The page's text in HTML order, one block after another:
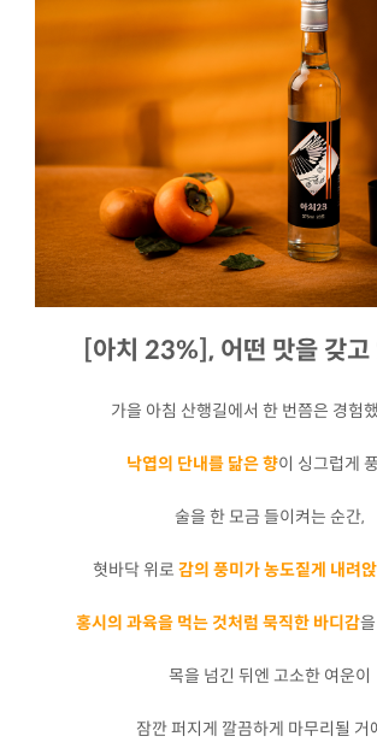
[아치 23%], 어떤 맛을 갖고
가을 아침 산행길에서 한 번쯤은 경험
낙엽의 단내를 닮은 향이 싱그럽게
술을 한 모금 들이켜는 순간,
혓바닥 위로 감의 풍미가 농도짙게 내려
홍시의 과육을 먹는 것처럼 묵직한 바디감
목을 넘긴 뒤엔 고소한 여운이
잠깐 퍼지게 깔끔하게 마무리될 거